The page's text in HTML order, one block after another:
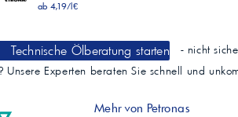
ab 4,19/l€
Technische Ölberatung starten
- nicht
Unsere Experten beraten Sie schnell und
Mehr von Petronas